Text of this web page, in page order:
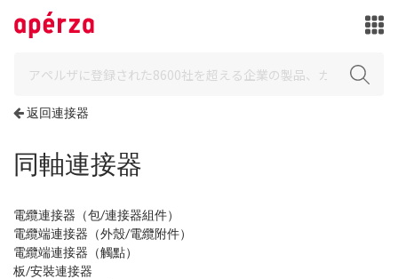
返回連接器
同軸連接器
電纜連接器（包/連接器組件）
電纜端連接器（外殼/電纜附件）
電纜端連接器（觸點）
板/安裝連接器